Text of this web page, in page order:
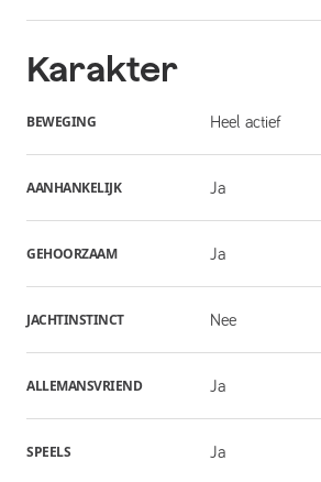
Karakter
BEWEGING Heel actief
AANHANKELIJK Ja
GEHOORZAAM Ja
JACHTINSTINCT Nee
ALLEMANSVRIEND Ja
SPEELS Ja